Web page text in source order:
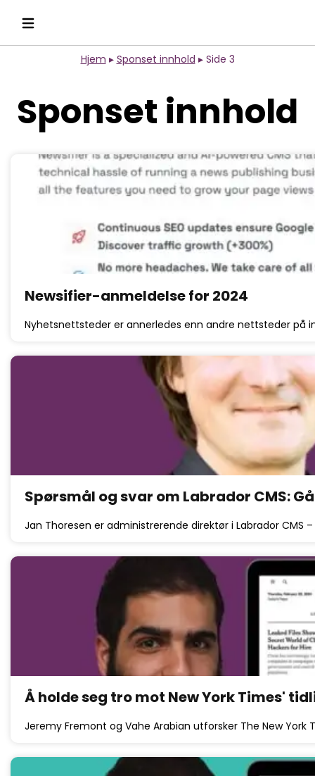
Hjem ▸ Sponset innhold ▸ Side 3
Sponset innhold
Newsifier-anmeldelse for 2024
Nyhetsnettsteder er annerledes enn andre nettsteder på
Spørsmål og svar om Labrador CMS:
Jan Thoresen er administrerende direktør i Labrador CMS
Å holde seg tro mot New York Times'
Jeremy Fremont og Vahe Arabian utforsker The New York